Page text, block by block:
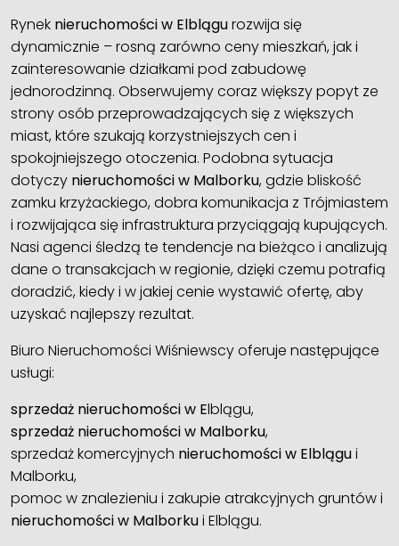
Rynek nieruchomości w Elblągurozwija się
dynamicznie – rosną zarówno ceny mieszkań, jak i
zainteresowanie działkami pod zabudowę
jednorodzinną. Obserwujemy coraz większy popyt ze
strony osób przeprowadzających się z większych
miast, które szukają korzystniejszych cen i
spokojniejszego otoczenia. Podobna sytuacja
dotyczy nieruchomości w Malborku, gdzie bliskość
zamku krzyżackiego, dobra komunikacja z Trójmiastem
i rozwijająca się infrastruktura przyciągają kupujących.
Nasi agenci śledzą te tendencje na bieżąco i analizują
dane o transakcjach w regionie, dzięki czemu potrafią
doradzić, kiedy i w jakiej cenie wystawić ofertę, aby
uzyskać najlepszy rezultat.
Biuro Nieruchomości Wiśniewscy oferuje następujące
usługi:
sprzedaż nieruchomości w Elblągu,
sprzedaż nieruchomości w Malborku,
sprzedaż komercyjnych nieruchomości w Elblągui
Malborku,
pomoc w znalezieniu i zakupie atrakcyjnych gruntów i
nieruchomości w Malborkui Elblągu.